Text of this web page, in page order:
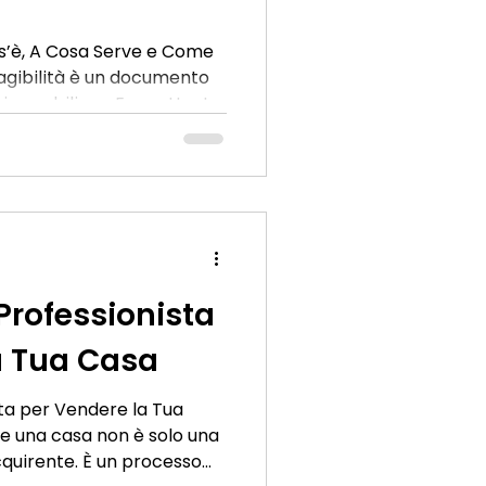
A Cosa Serve e Come
è un documento
Esso attesta
essere abitato o
previste dalla
quando serve
garantisce che un
Casa
per Vendere la Tua
una casa non è solo una
È un processo